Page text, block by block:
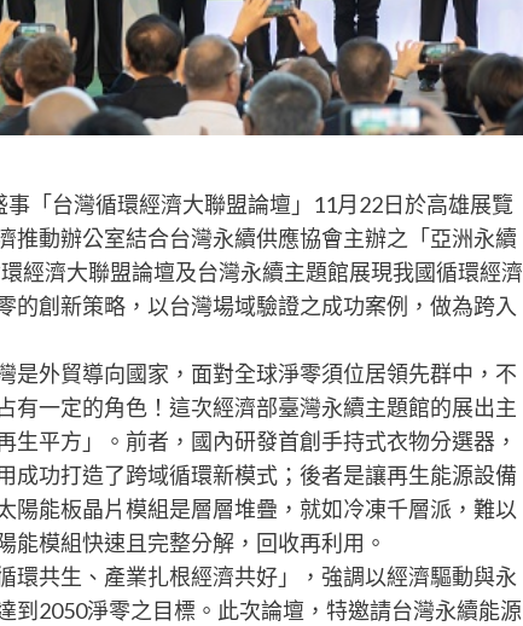
「台灣循環經濟大聯盟論壇」11月22日於高雄展覽
推動辦公室結合台灣永續供應協會主辦之「亞洲永續
經濟大聯盟論壇及台灣永續主題館展現我國循環經濟
的創新策略，以台灣場域驗證之成功案例，做為跨入
是外貿導向國家，面對全球淨零須位居領先群中，不
有一定的角色！這次經濟部臺灣永續主題館的展出主
平方」。前者，國內研發首創手持式衣物分選器，
成功打造了跨域循環新模式；後者是讓再生能源設備
陽能板晶片模組是層層堆疊，就如冷凍千層派，難以
能模組快速且完整分解，回收再利用。
環共生、產業扎根經濟共好」，強調以經濟驅動與永
到2050淨零之目標。此次論壇，特邀請台灣永續能源